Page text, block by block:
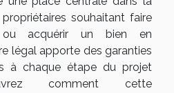
souhaitant faire
acquérir un bien en
légal apporte des garanties
à chaque étape du projet
comment cette